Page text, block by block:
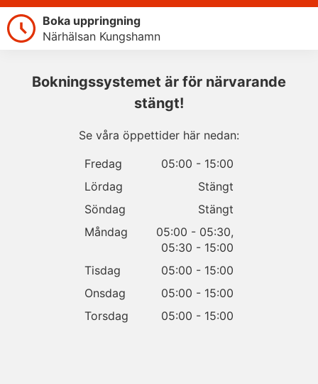
Boka uppringning
Närhälsan Kungshamn
Bokningssystemet är för närvarande
stängt!
Se våra öppettider här nedan:
Fredag
05:00 - 15:00
Lördag
Stängt
Söndag
Stängt
Måndag
05:00 - 05:30,
05:30 - 15:00
Tisdag
05:00 - 15:00
Onsdag
05:00 - 15:00
Torsdag
05:00 - 15:00